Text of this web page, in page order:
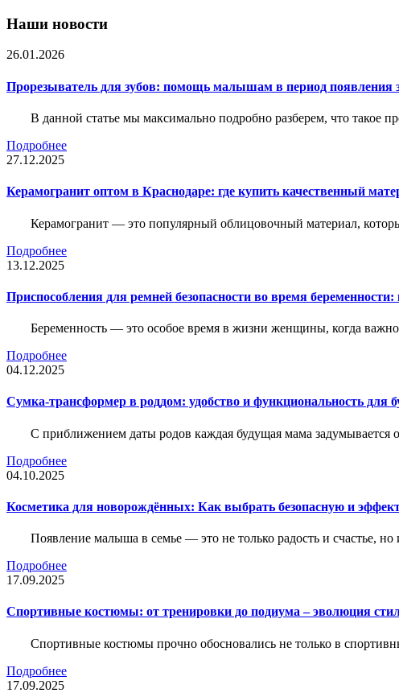
Наши новости
26.01.2026
Прорезыватель для зубов: помощь малышам в период появления
В данной статье мы максимально подробно разберем, что такое
Подробнее
27.12.2025
Керамогранит оптом в Краснодаре: где купить качественный
Керамогранит — это популярный облицовочный материал,
Подробнее
13.12.2025
Приспособления для ремней безопасности во время
Беременность — это особое время в жизни женщины, когда важно
Подробнее
04.12.2025
Сумка-трансформер в роддом: удобство и функциональность для
С приближением даты родов каждая будущая мама задумывается
Подробнее
04.10.2025
Косметика для новорождённых: Как выбрать безопасную и
Появление малыша в семье — это не только радость и счастье,
Подробнее
17.09.2025
Спортивные костюмы: от тренировки до подиума – эволюция
Спортивные костюмы прочно обосновались не только в
Подробнее
17.09.2025